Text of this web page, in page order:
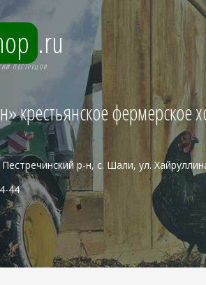
.ru
ПЕСТРЕЦОВ
крестьянское фермерское
р-н, с. Шали, ул.
44